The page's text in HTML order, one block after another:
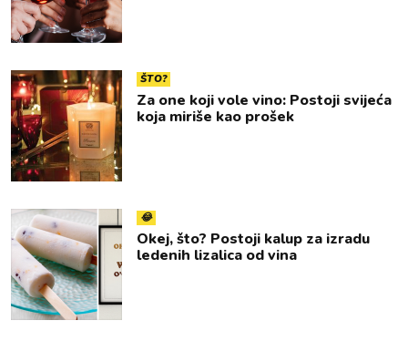
ŠTO?
Za one koji vole vino: Postoji svijeća
koja miriše kao prošek
😂
Okej, što? Postoji kalup za izradu
ledenih lizalica od vina